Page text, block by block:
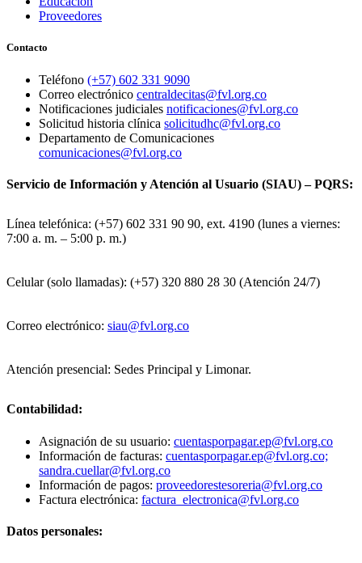
Proveedores
Contacto
Teléfono (+57) 602 331 9090
Correo electrónico centraldecitas@fvl.org.co
Notificaciones judiciales notificaciones@fvl.org.co
Solicitud historia clínica solicitudhc@fvl.org.co
Departamento de Comunicaciones
comunicaciones@fvl.org.co
Servicio de Información y Atención al Usuario (SIAU) – PQRS:
Línea telefónica: (+57) 602 331 90 90, ext. 4190 (lunes a viernes:
7:00 a. m. – 5:00 p. m.)
Celular (solo llamadas): (+57) 320 880 28 30 (Atención 24/7)
Correo electrónico: siau@fvl.org.co
Atención presencial: Sedes Principal y Limonar.
Contabilidad:
Asignación de su usuario: cuentasporpagar.ep@fvl.org.co
Información de facturas: cuentasporpagar.ep@fvl.org.co;
sandra.cuellar@fvl.org.co
Información de pagos: proveedorestesoreria@fvl.org.co
Factura electrónica: factura_electronica@fvl.org.co
Datos personales: